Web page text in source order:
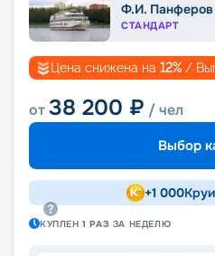
Ф.И. Панферов
СТАНДАРТ
Цена снижена на 12% /
от38 200 ₽ / чел
Выбор
+1 000
КУПЛЕН1 РАЗ ЗА НЕДЕЛЮ